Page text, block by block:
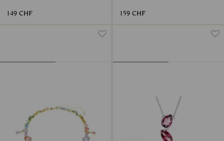
149 CHF 159 CHF